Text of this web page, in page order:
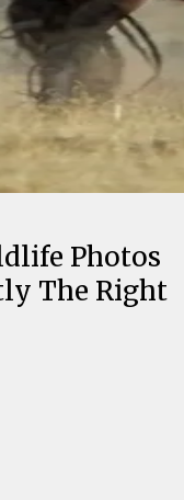
Photos
The Right